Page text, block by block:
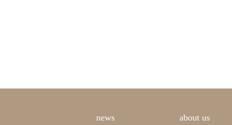
news about us